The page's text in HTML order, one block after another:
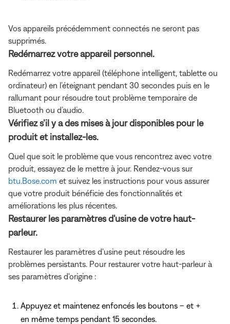
Vos appareils précédemment connectés ne seront pas
supprimés.
Redémarrez votre appareil personnel.
Redémarrez votre appareil (téléphone intelligent, tablette ou
ordinateur) en l’éteignant pendant 30 secondes puis en le
rallumant pour résoudre tout problème temporaire de
Bluetooth ou d’audio.
Vérifiez s’il y a des mises à jour disponibles pour le
produit et installez-les.
Quel que soit le problème que vous rencontrez avec votre
produit, essayez de le mettre à jour. Rendez-vous sur
btu.Bose.com et suivez les instructions pour vous assurer
que votre produit bénéficie des fonctionnalités et
améliorations les plus récentes.
Restaurer les paramètres d'usine de votre haut-
parleur.
Restaurer les paramètres d'usine peut résoudre les
problèmes persistants. Pour restaurer votre haut-parleur à
ses paramètres d'origine :
Appuyez et maintenez enfoncés les boutons – et +
en même temps pendant 15 secondes.